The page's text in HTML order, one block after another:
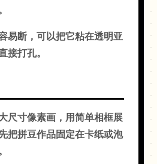
易断，可以把它粘在透明亚
接打孔。
尺寸像素画，用简单相框展
把拼豆作品固定在卡纸或泡